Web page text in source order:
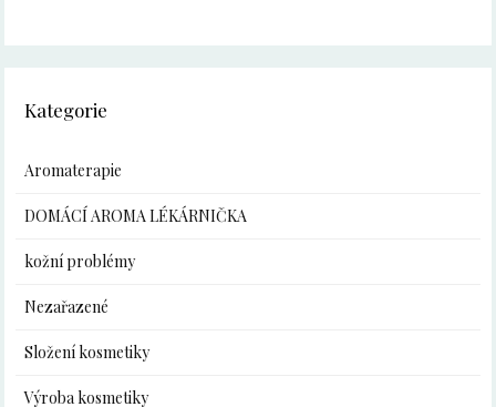
Kategorie
Aromaterapie
DOMÁCÍ AROMA LÉKÁRNIČKA
kožní problémy
Nezařazené
Složení kosmetiky
Výroba kosmetiky